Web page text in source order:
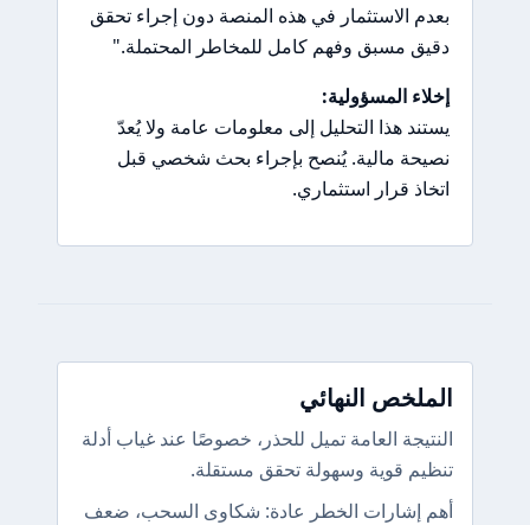
بعدم الاستثمار في هذه المنصة دون إجراء تحقق
دقيق مسبق وفهم كامل للمخاطر المحتملة."
إخلاء المسؤولية:
يستند هذا التحليل إلى معلومات عامة ولا يُعدّ
نصيحة مالية. يُنصح بإجراء بحث شخصي قبل
اتخاذ قرار استثماري.
الملخص النهائي
النتيجة العامة تميل للحذر، خصوصًا عند غياب أدلة
تنظيم قوية وسهولة تحقق مستقلة.
أهم إشارات الخطر عادة: شكاوى السحب، ضعف